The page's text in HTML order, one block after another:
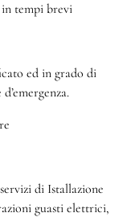
tempi brevi
ed in grado di
di Istallazione
guasti elettrici,